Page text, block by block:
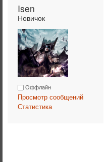
Isen
Новичок
Оффлайн
Просмотр сообщений
Статистика